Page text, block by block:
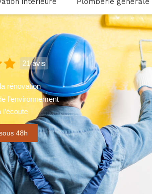
21 avis
rénovation
l’environnement
48h